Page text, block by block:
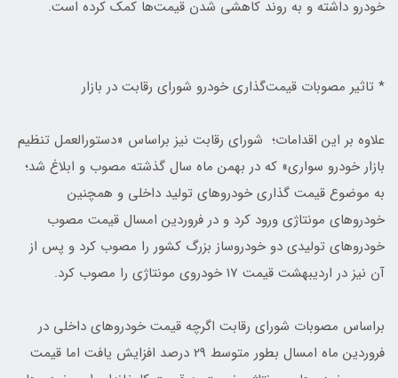
خودرو داشته و به روند کاهشی شدن قیمت‌ها کمک کرده است.
* تاثیر مصوبات قیمت‌گذاری خودرو شورای رقابت در بازار
علاوه بر این اقدامات؛ شورای رقابت نیز براساس «دستورالعمل تنظیم
بازار خودرو سواری» که در بهمن ماه سال گذشته مصوب و ابلاغ شد؛
به موضوع قیمت گذاری خودروهای تولید داخلی و همچنین
خودروهای مونتاژی ورود کرد و در فروردین امسال قیمت مصوب
خودروهای تولیدی دو خودروساز بزرگ کشور را مصوب کرد و پس از
آن نیز در اردیبهشت قیمت 17 خودروی مونتاژی را مصوب کرد.
براساس مصوبات شورای رقابت اگرچه قیمت خودروهای داخلی در
فروردین ماه امسال بطور متوسط 29 درصد افزایش یافت اما قیمت